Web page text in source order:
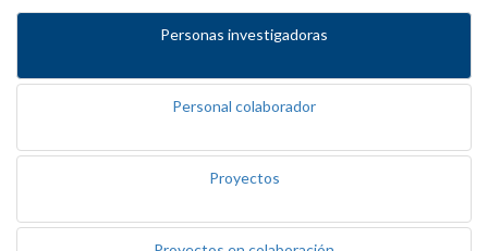
Personas investigadoras
Personal colaborador
Proyectos